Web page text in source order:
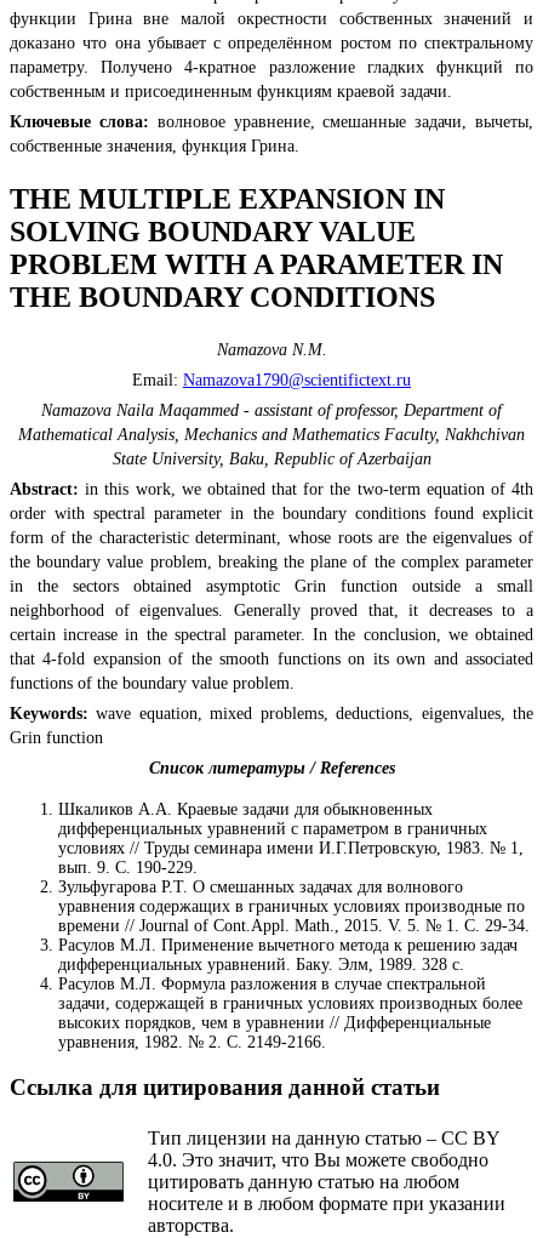
функции Грина вне малой окрестности собственных значений и
доказано что она убывает с определённом ростом по спектральному
параметру. Получено 4-кратное разложение гладких функций по
собственным и присоединенным функциям краевой задачи.
Ключевые слова: волновое уравнение, смешанные задачи, вычеты,
собственные значения, функция Грина.
THE MULTIPLE EXPANSION IN
SOLVING BOUNDARY VALUE
PROBLEM WITH A PARAMETER IN
THE BOUNDARY CONDITIONS
Namazova N.M.
Email: Namazova1790@scientifictext.ru
Namazova Naila Maqammed - assistant of professor, Department of
Mathematical Analysis, Mechanics and Mathematics Faculty, Nakhchivan
State University, Baku, Republic of Azerbaijan
Abstract: in this work, we obtained that for the two-term equation of 4th
order with spectral parameter in the boundary conditions found explicit
form of the characteristic determinant, whose roots are the eigenvalues of
the boundary value problem, breaking the plane of the complex parameter
in the sectors obtained asymptotic Grin function outside a small
neighborhood of eigenvalues. Generally proved that, it decreases to a
certain increase in the spectral parameter. In the conclusion, we obtained
that 4-fold expansion of the smooth functions on its own and associated
functions of the boundary value problem.
Keywords: wave equation, mixed problems, deductions, eigenvalues, the
Grin function
Список литературы / References
Шкаликов А.А. Краевые задачи для обыкновенных
дифференциальных уравнений с параметром в граничных
условиях // Труды семинара имени И.Г.Петровскую, 1983. № 1,
вып. 9. C. 190-229.
Зульфугарова Р.Т. О смешанных задачах для волнового
уравнения содержащих в граничных условиях производные по
времени // Journal of Cont.Appl. Math., 2015. V. 5. № 1. C. 29-34.
Расулов М.Л. Применение вычетного метода к решению задач
дифференциальных уравнений. Баку. Элм, 1989. 328 c.
Расулов М.Л. Формула разложения в случае спектральной
задачи, содержащей в граничных условиях производных более
высоких порядков, чем в уравнении // Дифференциальные
уравнения, 1982. № 2. C. 2149-2166.
Ссылка для цитирования данной статьи
Тип лицензии на данную статью – CC BY
4.0. Это значит, что Вы можете свободно
цитировать данную статью на любом
носителе и в любом формате при указании
авторства.